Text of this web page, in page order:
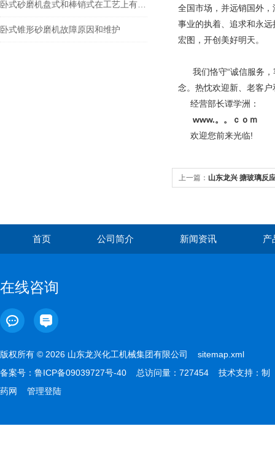
卧式锥形砂磨机故障原因和维护
全国市场，并远销国外
事业的执着、追求和永
宏图，开创美好明天。
我们恪守“诚信服务，
念。热忱欢迎新、老客
经营部长谭学洲：
www.。。ｃｏｍ
欢迎您前来光临!
上一篇： 山东龙兴 搪玻璃反
首页 公司简介 新闻资讯 产
在线咨询
版权所有 © 2026 山东龙兴化工机械集团有限公司 sitemap.xml
备案号： 鲁ICP备09039727号-40 总访问量：727454 技术支持： 制
药网
管理登陆